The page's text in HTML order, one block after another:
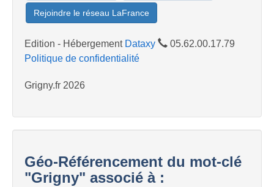
Rejoindre le réseau LaFrance
Edition - Hébergement Dataxy
05.62.00.17.79
Politique de confidentialité
Grigny.fr 2026
Géo-Référencement du mot-clé
"Grigny" associé à :